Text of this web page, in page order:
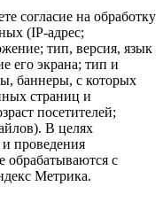
согласие на обработку
(IP-адрес;
тип, версия, язык
его экрана; тип и
баннеры, с которых
страниц и
посетителей;
В целях
проведения
обрабатываются с
Метрика.